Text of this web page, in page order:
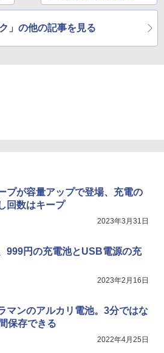
組み
」の他の記事を見る
プが容量アップで登場、充電の
回数はキープ
2023年3月31日
999円の充電池とUSB電源の充
2023年2月16日
マンのアルカリ電池。3分ではな
保存できる
2022年4月25日